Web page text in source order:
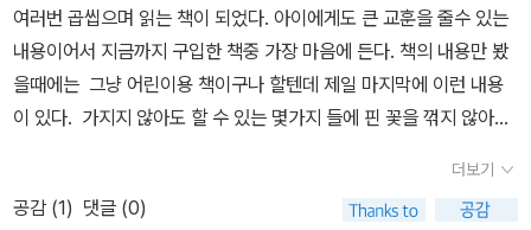
여운 모습을 볼 순 있지.반짝반짝 예쁜 별은 따 갈 수 없지만 해가 뜨
기 전까진 오래오래 볼 순 있지.다음 날에도, 그 다음 날에도…….그리
고 언젠간 이 모든 걸 두고 떠나야 하지만 이 모든 걸 즐길 순 있지.'
여러번 곱씹으며 읽는 책이 되었다. 아이에게도 큰 교훈을 줄수 있는
내용이어서 지금까지 구입한 책중 가장 마음에 든다. 책의 내용만 봤
을때에는 그냥 어린이용 책이구나 할텐데 제일 마지막에 이런 내용
이 있다. 가지지 않아도 할 수 있는 몇가지 들에 핀 꽃을 꺾지 않아도
있지. 반짝반짝 예쁜 별은 따 갈수 없지만해가 뜨기 전까진 오래오래
볼 순 있지. 다음 날에도, 그 다음 날에도..... 그리고 언젠간 이 모든 걸
더보기
공감 (1) 댓글 (0)